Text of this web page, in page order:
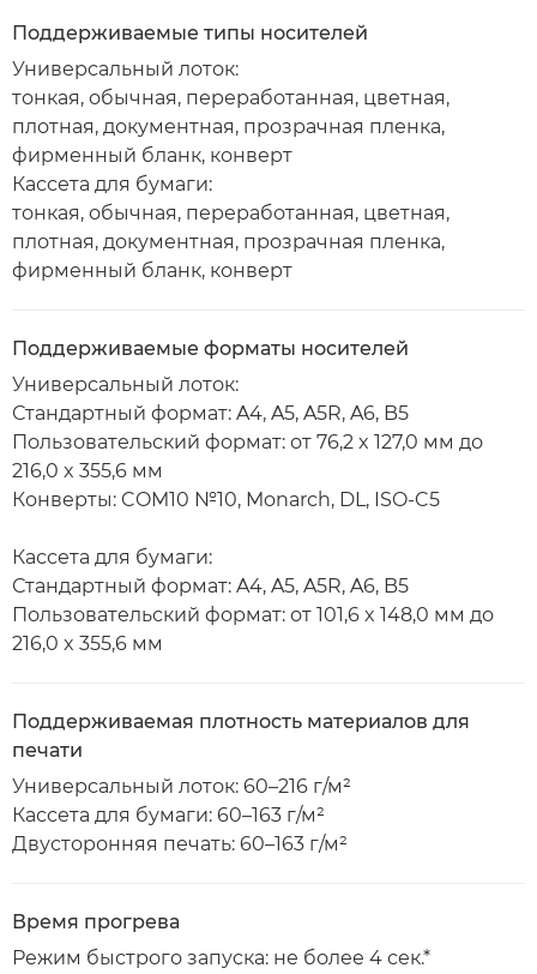
Поддерживаемые типы носителей
Универсальный лоток:
тонкая, обычная, переработанная, цветная,
плотная, документная, прозрачная пленка,
фирменный бланк, конверт
Кассета для бумаги:
тонкая, обычная, переработанная, цветная,
плотная, документная, прозрачная пленка,
фирменный бланк, конверт
Поддерживаемые форматы носителей
Универсальный лоток:
Стандартный формат: A4, A5, A5R, A6, B5
Пользовательский формат: от 76,2 x 127,0 мм до
216,0 x 355,6 мм
Конверты: COM10 №10, Monarch, DL, ISO-C5
Кассета для бумаги:
Стандартный формат: A4, A5, A5R, A6, B5
Пользовательский формат: от 101,6 x 148,0 мм до
216,0 x 355,6 мм
Поддерживаемая плотность материалов для
печати
Универсальный лоток: 60–216 г/м²
Кассета для бумаги: 60–163 г/м²
Двусторонняя печать: 60–163 г/м²
Время прогрева
Режим быстрого запуска: не более 4 сек.*